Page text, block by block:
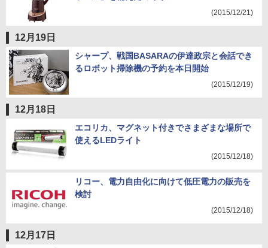
(2015/12/21)
12月19日
シャープ、戦国BASARAの伊達政宗と会話でき
るロボット掃除機の予約を本日開始
(2015/12/19)
12月18日
エコリカ、マグネット付きでさまざまな場所で
使えるLEDライト
(2015/12/18)
リコー、電力自由化に向けて低圧電力の販売を
検討
(2015/12/18)
12月17日